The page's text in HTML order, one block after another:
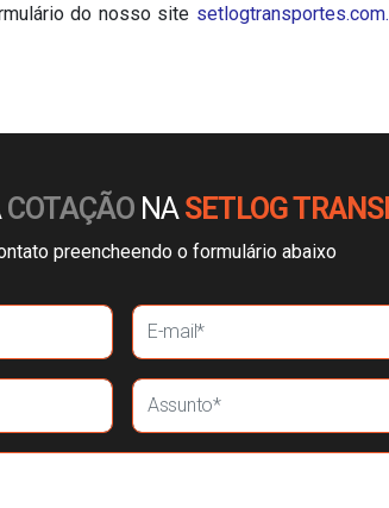
do nosso site
COTAÇÃO NASETLOG
preencheendo o formulário abaixo